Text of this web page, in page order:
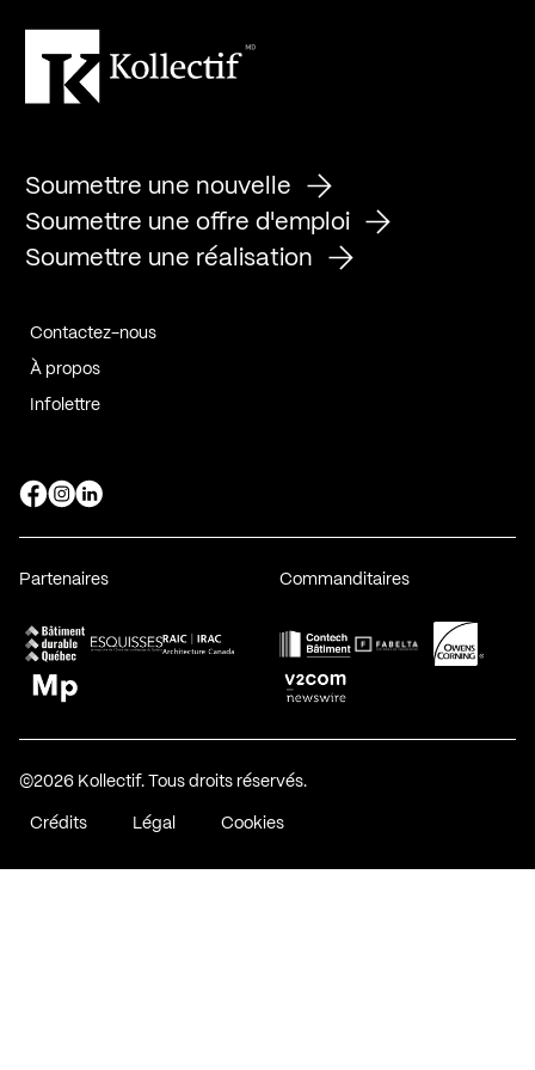
Soumettre une nouvelle
Soumettre une offre d'emploi
Soumettre une réalisation
Contactez-nous
À propos
Infolettre
Page Facebook de Kollectif
Page Instagram de Kollectif
Page Linkedin de Kollectif
Partenaires
Bâtiment-Durable-Québec-1
Commanditaires
Contech-2
©2026 Kollectif. Tous droits réservés.
Crédits Légal Cookies